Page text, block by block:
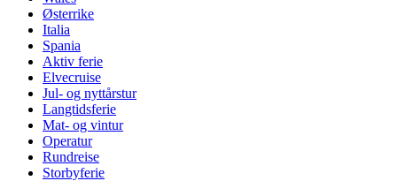
Østerrike
Italia
Spania
Aktiv ferie
Elvecruise
Jul- og nyttårstur
Langtidsferie
Mat- og vintur
Operatur
Rundreise
Storbyferie